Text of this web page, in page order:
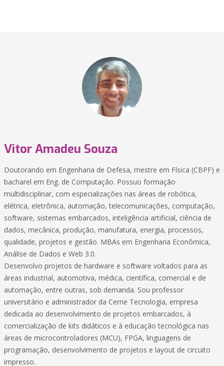
Vitor Amadeu Souza
Doutorando em Engenharia de Defesa, mestre em Física (CBPF) e
bacharel em Eng. de Computação. Possuo formação
multidisciplinar, com especializações nas áreas de robótica,
elétrica, eletrônica, automação, telecomunicações, computação,
software, sistemas embarcados, inteligência artificial, ciência de
dados, mecânica, produção, manufatura, energia, processos,
qualidade, projetos e gestão. MBAs em Engenharia Econômica,
Análise de Dados e Web 3.0.
Desenvolvo projetos de hardware e software voltados para as
áreas industrial, automotiva, médica, científica, comercial e de
automação, entre outras, sob demanda. Sou professor
universitário e administrador da Cerne Tecnologia, empresa
dedicada ao desenvolvimento de projetos embarcados, à
comercialização de kits didáticos e à educação tecnológica nas
áreas de microcontroladores (MCU), FPGA, linguagens de
programação, desenvolvimento de projetos e layout de circuito
impresso.